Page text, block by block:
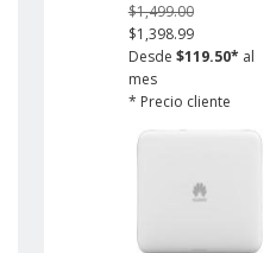
$1,499.00
$1,398.99
Desde $119.50* al
mes
* Precio cliente